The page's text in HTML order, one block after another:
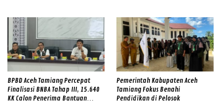
BPBD Aceh Tamiang Percepat
Finalisasi BNBA Tahap III, 15.640
KK Calon Penerima Bantuan
Pemerintah Kabupaten Aceh
Tamiang Fokus Benahi
Pendidikan di Pelosok